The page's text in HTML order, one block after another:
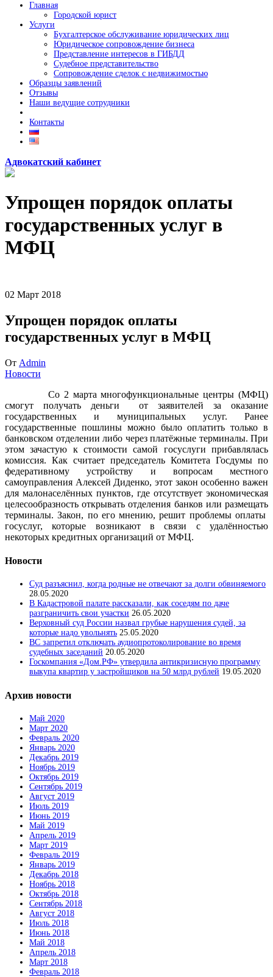
Главная
Городской юрист
Услуги
Бухгалтерское обслуживание юридических лиц
Юридическое сопровождение бизнеса
Представление интересов в ГИБДД
Судебное представительство
Сопровождение сделок с недвижимостью
Образцы заявлений
Отзывы
Наши ведущие сотрудники
Контакты
Адвокатский кабинет
Упрощен порядок оплаты
государственных услуг в
МФЦ
02 Март 2018
Упрощен порядок оплаты
государственных услуг в МФЦ
От Admin
Новости
Со 2 марта многофункциональные центры (МФЦ)
смогут получать деньги от заявителей за оказание
государственных и муниципальных услуг. Ранее
государственные пошлины можно было оплатить только в
банковском отделении либо через платёжные терминалы. При
этом зачастую к стоимости самой госуслуги прибавлялась
комиссия. Как считает председатель Комитета Госдумы по
федеративному устройству и вопросам местного
самоуправления Алексей Диденко, этот закон особенно важен
для малонаселённых пунктов, где отсутствует экономическая
целесообразность открывать отделения банков или размещать
терминалы. Закон, по его мнению, решит проблемы оплаты
госуслуг, которые возникают в связи с удалённостью
некоторых кредитных организаций от МФЦ.
Новости
Суд разъяснил, когда родные не отвечают за долги обвиняемого
28.05.2020
В Кадастровой палате рассказали, как соседям по даче
разграничить свои участки 26.05.2020
Верховный суд России назвал грубые нарушения судей, за
которые надо увольнять 25.05.2020
ВС запретил отключать аудиопротоколирование во время
судебных заседаний 20.05.2020
Госкомпания «Дом.РФ» утвердила антикризисную программу
выкупа квартир у застройщиков на 50 млрд рублей 19.05.2020
Архив новости
Май 2020
Март 2020
Февраль 2020
Январь 2020
Декабрь 2019
Ноябрь 2019
Октябрь 2019
Сентябрь 2019
Август 2019
Июль 2019
Июнь 2019
Май 2019
Апрель 2019
Март 2019
Февраль 2019
Январь 2019
Декабрь 2018
Ноябрь 2018
Октябрь 2018
Сентябрь 2018
Август 2018
Июль 2018
Июнь 2018
Май 2018
Апрель 2018
Март 2018
Февраль 2018